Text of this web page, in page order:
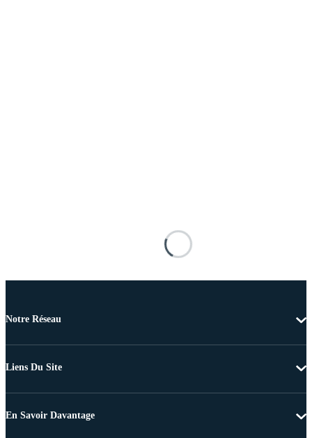
Notre Réseau
Liens Du Site
En Savoir Davantage